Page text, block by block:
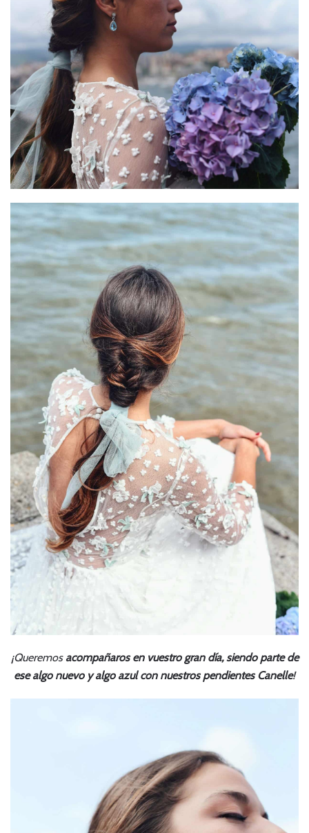
¡Queremosacompañaros en vuestro gran día, siendo parte de
ese algo nuevo y algo azul con nuestros pendientes Canelle!